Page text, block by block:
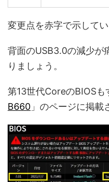
変更点を赤字で示してい
背面のUSB3.0の減少が
りましょう。
第13世代CoreのBIOSも
B660 」のページに掲載